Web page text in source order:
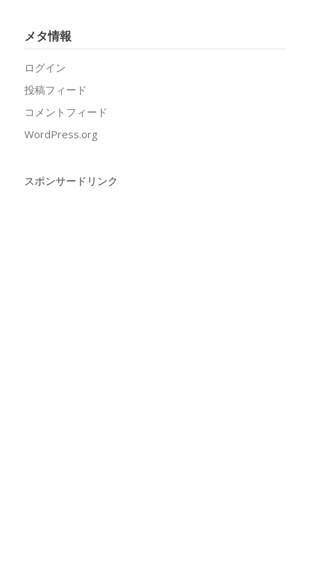
メタ情報
ログイン
投稿フィード
コメントフィード
WordPress.org
スポンサードリンク